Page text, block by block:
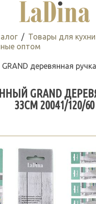
Товары для кухни
оптом
деревянная
GRAND
33СМ 20041/120/60